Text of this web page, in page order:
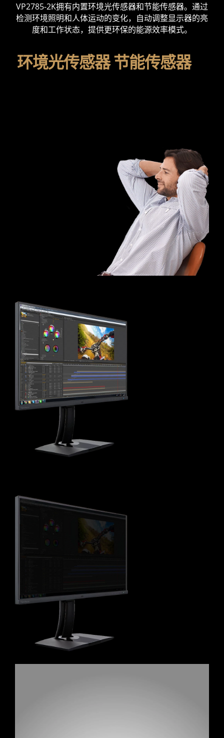
VP2785-2K拥有内置环境光传感器和节能传感器。通过
检测环境照明和人体运动的变化，自动调整显示器的亮
度和工作状态，提供更环保的能源效率模式。
环境光传感器 节能传感器